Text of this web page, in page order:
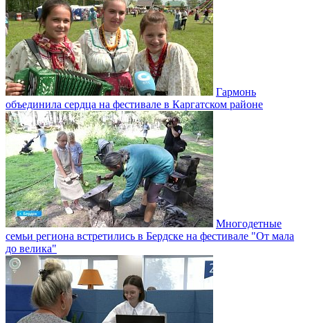
Гармонь
объединила сердца на фестивале в Каргатском районе
Многодетные
семьи региона встретились в Бердске на фестивале "От мала
до велика"